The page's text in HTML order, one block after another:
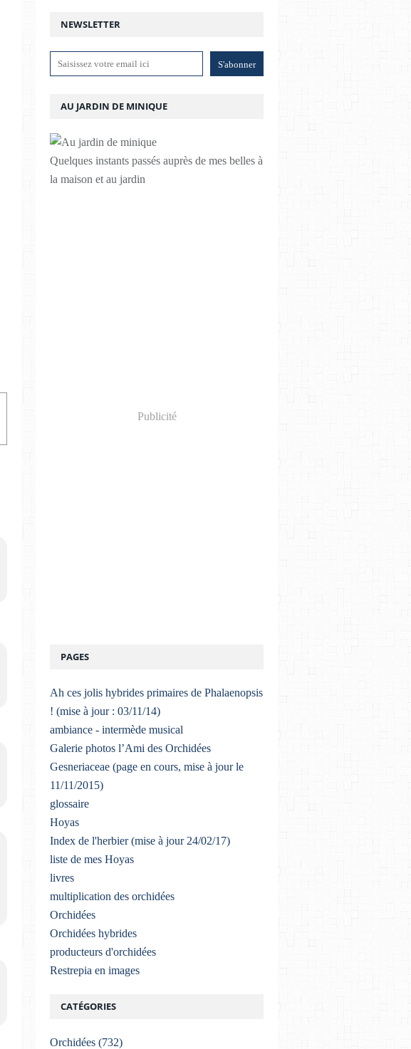
NEWSLETTER
AU JARDIN DE MINIQUE
Quelques instants passés auprès de mes belles à
la maison et au jardin
Publicité
PAGES
Ah ces jolis hybrides primaires de Phalaenopsis
! (mise à jour : 03/11/14)
ambiance - intermède musical
Galerie photos l’Ami des Orchidées
Gesneriaceae (page en cours, mise à jour le
11/11/2015)
glossaire
Hoyas
Index de l'herbier (mise à jour 24/02/17)
liste de mes Hoyas
livres
multiplication des orchidées
Orchidées
Orchidées hybrides
producteurs d'orchidées
Restrepia en images
CATÉGORIES
Orchidées (732)